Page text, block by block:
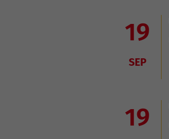
19
SEP
19